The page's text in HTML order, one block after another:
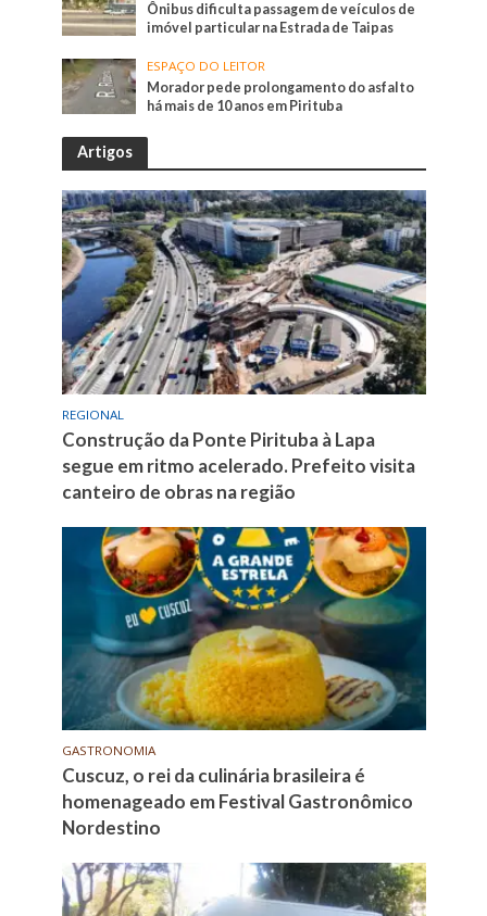
Ônibus dificulta passagem de veículos de
imóvel particular na Estrada de Taipas
ESPAÇO DO LEITOR
Morador pede prolongamento do asfalto
há mais de 10 anos em Pirituba
Artigos
REGIONAL
Construção da Ponte Pirituba à Lapa
segue em ritmo acelerado. Prefeito visita
canteiro de obras na região
GASTRONOMIA
Cuscuz, o rei da culinária brasileira é
homenageado em Festival Gastronômico
Nordestino